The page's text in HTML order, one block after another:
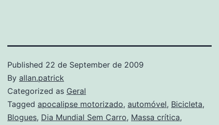
Published 22 de September de 2009
By allan.patrick
Categorized as Geral
Tagged apocalipse motorizado, automóvel, Bicicleta,
Blogues, Dia Mundial Sem Carro, Massa crítica,